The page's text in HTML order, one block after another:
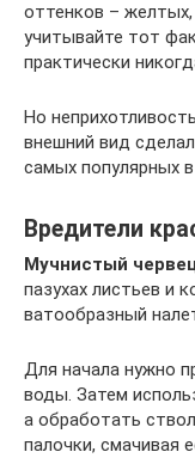
оттенков –
учитывайте тот
практически
Но
внешний вид
самых популярных
Вредители
Мучнистый
пазухах листьев и
ватообразный
Для начала нужно
воды. Затем
а обработать
палочки, смачивая